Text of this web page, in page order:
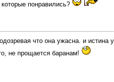
понравились?
что она ужасна. и истина
не прощается баранам!